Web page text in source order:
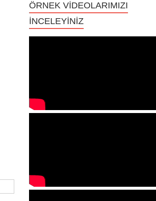
ÖRNEK VİDEOLARIMIZI
İNCELEYİNİZ